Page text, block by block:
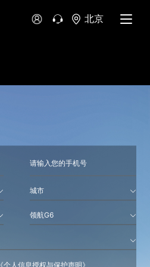
北京
城市
领航G6
《个人信息授权与保护声明》